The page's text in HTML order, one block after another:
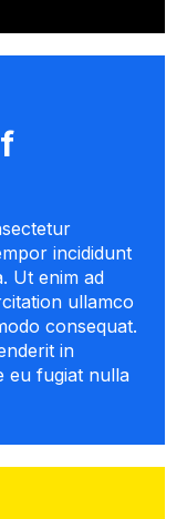
incididunt
Ut enim ad
ullamco
consequat.
in
eu fugiat nulla